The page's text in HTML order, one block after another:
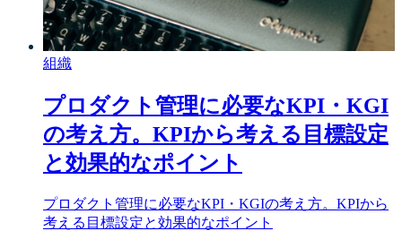
組織
プロダクト管理に必要なKPI・KGI
の考え方。KPIから考える目標設定
と効果的なポイント
プロダクト管理に必要なKPI・KGIの考え方。KPIから
考える目標設定と効果的なポイント